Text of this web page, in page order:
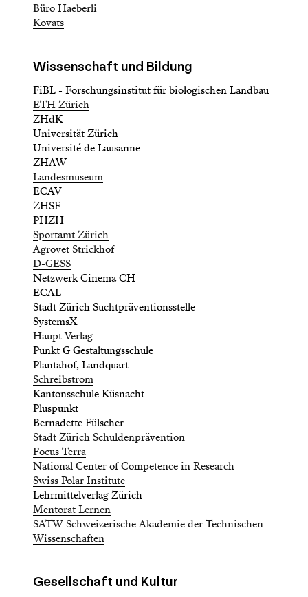
Büro Haeberli
Kovats
Wissenschaft und Bildung
FiBL - Forschungsinstitut für biologischen Landbau
ETH Zürich
ZHdK
Universität Zürich
Université de Lausanne
ZHAW
Landesmuseum
ECAV
ZHSF
PHZH
Sportamt Zürich
Agrovet Strickhof
D-GESS
Netzwerk Cinema CH
ECAL
Stadt Zürich Suchtpräventionsstelle
SystemsX
Haupt Verlag
Punkt G Gestaltungsschule
Plantahof, Landquart
Schreibstrom
Kantonsschule Küsnacht
Pluspunkt
Bernadette Fülscher
Stadt Zürich Schuldenprävention
Focus Terra
National Center of Competence in Research
Swiss Polar Institute
Lehrmittelverlag Zürich
Mentorat Lernen
SATW Schweizerische Akademie der Technischen
Wissenschaften
Gesellschaft und Kultur